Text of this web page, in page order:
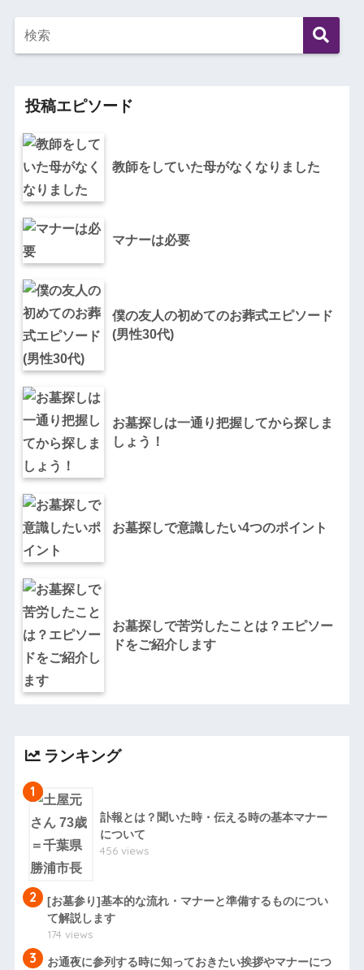
投稿エピソード
教師をしていた母がなくなりました
マナーは必要
僕の友人の初めてのお葬式エピソード
(男性30代)
お墓探しは一通り把握してから探しま
しょう！
お墓探しで意識したい4つのポイント
お墓探しで苦労したことは？エピソー
ドをご紹介します
ランキング
1
訃報とは？聞いた時・伝える時の基本マナー
について
456 views
2
[お墓参り]基本的な流れ・マナーと準備するものについ
て解説します
174 views
3 お通夜に参列する時に知っておきたい挨拶やマナーにつ